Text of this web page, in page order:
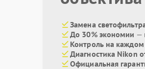
Замена
До 30% экономии —
Контроль на каждом
Диагностика Nikon
Официальная